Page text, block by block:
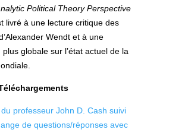
Political Theory Perspective
livré à une lecture critique des
Wendt et à une
plus globale sur l’état actuel de la
du professeur John D. Cash suivi
de questions/réponses avec